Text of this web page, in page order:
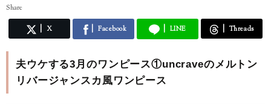
Share
X Facebook LINE Threads
夫ウケする3月のワンピース①uncraveのメルトン
リバージャンスカ風ワンピース